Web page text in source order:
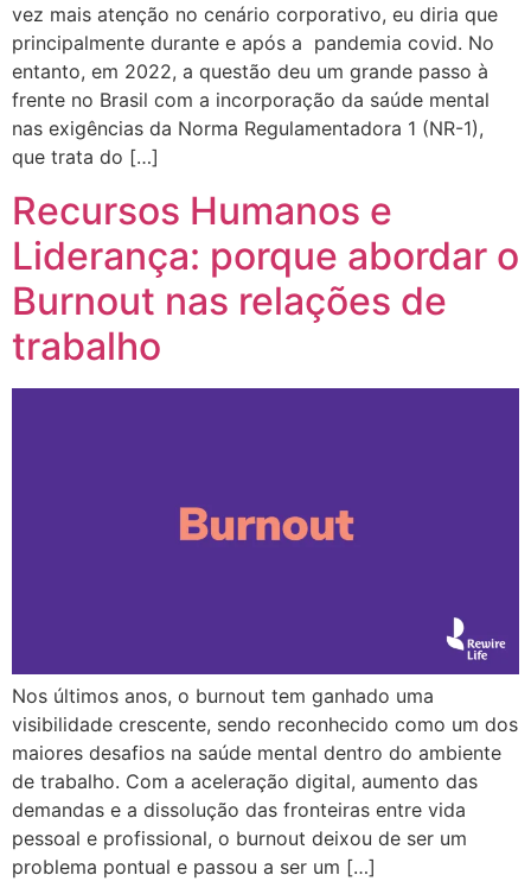
vez mais atenção no cenário corporativo, eu diria que
principalmente durante e após a pandemia covid. No
entanto, em 2022, a questão deu um grande passo à
frente no Brasil com a incorporação da saúde mental
nas exigências da Norma Regulamentadora 1 (NR-1),
que trata do […]
Recursos Humanos e
Liderança: porque abordar o
Burnout nas relações de
trabalho
Nos últimos anos, o burnout tem ganhado uma
visibilidade crescente, sendo reconhecido como um dos
maiores desafios na saúde mental dentro do ambiente
de trabalho. Com a aceleração digital, aumento das
demandas e a dissolução das fronteiras entre vida
pessoal e profissional, o burnout deixou de ser um
problema pontual e passou a ser um […]